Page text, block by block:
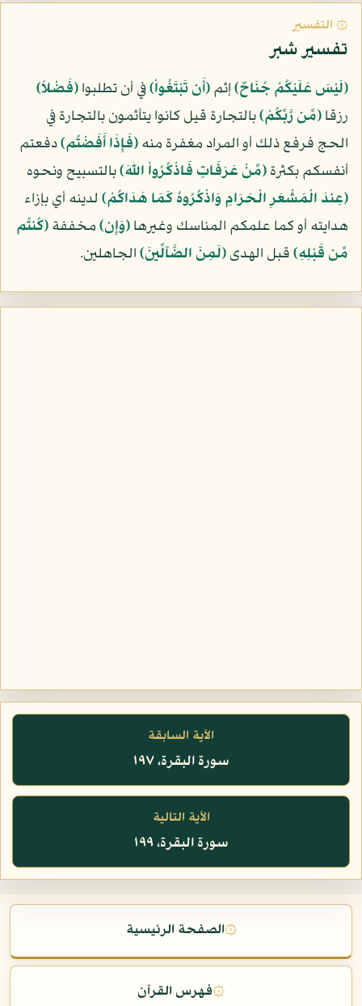
۞ التفسير
تفسير شبر
﴿لَيْسَ عَلَيْكُمْ جُنَاحٌ﴾إثم﴿أَن تَبْتَغُواْ﴾في أن تطلبوا﴿فَضْلاً﴾
رزقا﴿مِّن رَّبِّكُمْ﴾بالتجارة قيل كانوا يتأثمون بالتجارة في
الحج فرفع ذلك أو المراد مغفرة منه﴿فَإِذَا أَفَضْتُم﴾دفعتم
أنفسكم بكثرة﴿مِّنْ عَرَفَاتٍ فَاذْكُرُواْ اللّهَ﴾بالتسبيح ونحوه
﴿عِندَ الْمَشْعَرِ الْحَرَامِ وَاذْكُرُوهُ كَمَا هَدَاكُمْ﴾لدينه أي بإزاء
هدايته أو كما علمكم المناسك وغيرها﴿وَإِن﴾مخففة﴿كُنتُم
مِّن قَبْلِهِ﴾قبل الهدى﴿لَمِنَ الضَّآلِّينَ﴾الجاهلين.
الآية السابقة
سورة البقرة، ١٩٧
الآية التالية
سورة البقرة، ١٩٩
۞الصفحة الرئيسية
۞فهرس القرآن